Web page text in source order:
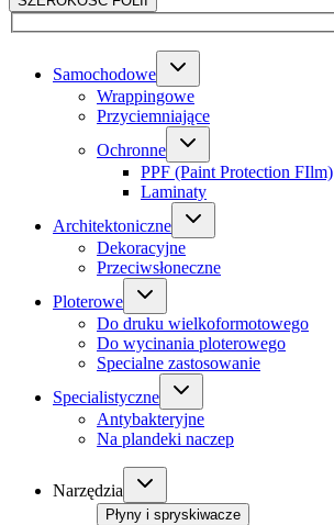
Samochodowe
Wrappingowe
Przyciemniające
Ochronne
PPF (Paint Protection FIlm)
Laminaty
Architektoniczne
Dekoracyjne
Przeciwsłoneczne
Ploterowe
Do druku wielkoformotowego
Do wycinania ploterowego
Specialne zastosowanie
Specialistyczne
Antybakteryjne
Na plandeki naczep
Narzędzia
Płyny i spryskiwacze